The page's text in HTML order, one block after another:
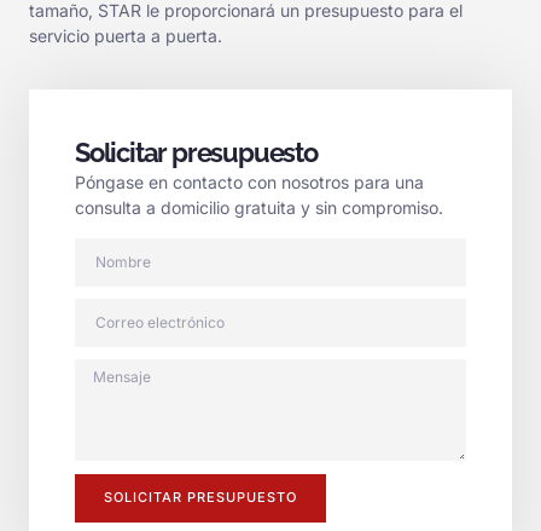
tamaño, STAR le proporcionará un presupuesto para el
servicio puerta a puerta.
Solicitar presupuesto
Póngase en contacto con nosotros para una
consulta a domicilio gratuita y sin compromiso.
SOLICITAR PRESUPUESTO